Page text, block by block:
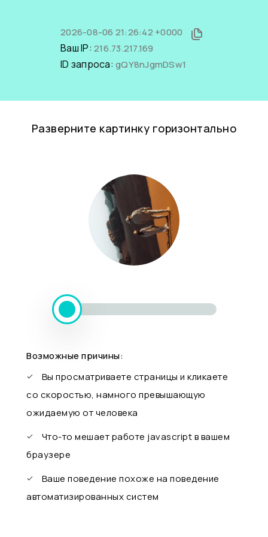
2026-08-06 21:26:42 +0000
Ваш IP: 216.73.217.169
ID запроса: gQY8nJgmDSw1
Разверните картинку горизонтально
Возможные причины:
Вы просматриваете страницы и кликаете
со скоростью, намного превышающую
ожидаемую от человека
Что-то мешает работе javascript в вашем
браузере
Ваше поведение похоже на поведение
автоматизированных систем